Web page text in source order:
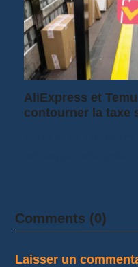
AliExpress et
contourner la taxe
Comments (0)
Laisser un